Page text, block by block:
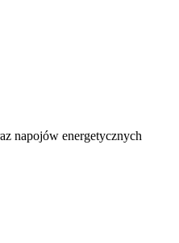
napojów energetycznych